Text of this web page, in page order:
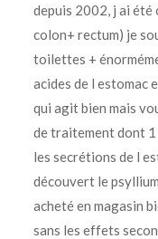
depuis 2002, j ai
colon+ rectum) je
toilettes +
acides de l estomac
qui agit bien mais
de traitement dont
les secrétions de l
découvert le
acheté en magasin
sans les effets